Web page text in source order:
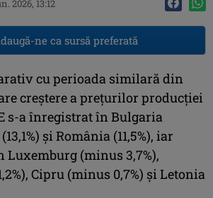
2026, 13:12
ne ca sursă preferată
cu perioada similară din
creştere a preţurilor producţiei
s-a înregistrat în Bulgaria
şi România (11,5%), iar
Luxemburg (minus 3,7%),
Cipru (minus 0,7%) şi Letonia